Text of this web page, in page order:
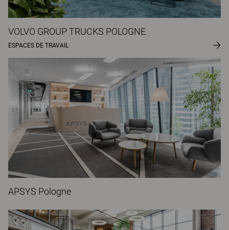
VOLVO GROUP TRUCKS POLOGNE
ESPACES DE TRAVAIL
APSYS Pologne